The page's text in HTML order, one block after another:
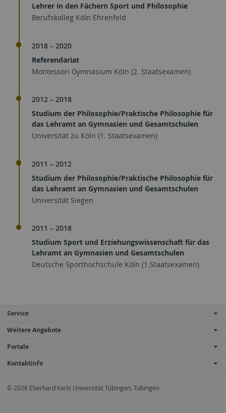
Lehrer in den Fächern Sport und Philosophie
Berufskolleg Köln Ehrenfeld
2018 – 2020
Referendariat
Montessori Gymnasium Köln (2. Staatsexamen)
2012 – 2018
Studium der Philosophie/Praktische Philosophie für
das Lehramt an Gymnasien und Gesamtschulen
Universität zu Köln (1. Staatsexamen)
2011 – 2012
Studium der Philosophie/Praktische Philosophie für
das Lehramt an Gymnasien und Gesamtschulen
Universität Siegen
2011 – 2018
Studium Sport und Erziehungswissenschaft für das
Lehramt an Gymnasien und Gesamtschulen
Deutsche Sporthochschule Köln (1.Staatsexamen)
Service
Weitere Angebote
Portale
Kontaktinfo
© 2026 Eberhard Karls Universität Tübingen, Tübingen